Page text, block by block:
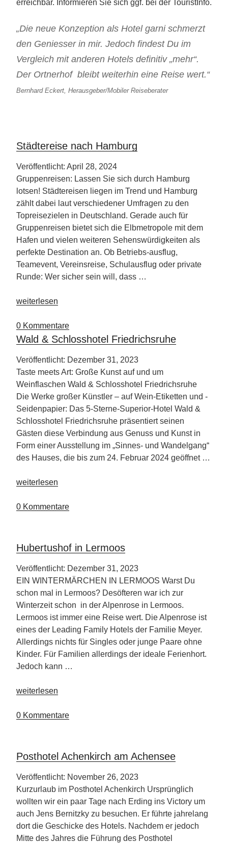
erreichbar. Informieren Sie sich ggf. bei der TouristInfo.
„Die neue Konzeption als Hotel garni schmerzt
den Geniesser in mir. Jedoch findest Du im
Vergleich mit anderen Hotels definitiv „mehr“.
Der Ortnerhof bleibt weiterhin eine Reise wert.“
Bernhard Eckert, Herausgeber/Mobiler Reiseberater
Städtereise nach Hamburg
Veröffentlicht: April 28, 2024
Gruppenreisen: Lassen Sie sich durch Hamburg
lotsen! Städtereisen liegen im Trend und Hamburg
zählt dabei laut verschiedener Umfragen zu den
Topreisezielen in Deutschland. Gerade auch für
Gruppenreisen bietet sich die Elbmetropole mit dem
Hafen und vielen weiteren Sehenswürdigkeiten als
perfekte Destination an. Ob Betriebs-ausflug,
Teamevent, Vereinsreise, Schulausflug oder private
Runde: Wer sicher sein will, dass …
„Städtereise
Hamburg“
weiterlesen
0 Kommentare
Wald & Schlosshotel Friedrichsruhe
Veröffentlicht: Dezember 31, 2023
Taste meets Art: Große Kunst auf und um
Weinflaschen Wald & Schlosshotel Friedrichsruhe
Die Werke großer Künstler – auf Wein-Etiketten und -
Seidenpapier: Das 5-Sterne-Superior-Hotel Wald &
Schlosshotel Friedrichsruhe präsentiert seinen
Gästen diese Verbindung aus Genuss und Kunst in
Form einer Ausstellung im „Sinnes- und Wandelgang“
des Hauses, die bis zum 24. Februar 2024 geöffnet …
„Wald
Schlosshotel
weiterlesen
0 Kommentare
Hubertushof in Lermoos
Veröffentlicht: Dezember 31, 2023
EIN WINTERMÄRCHEN IN LERMOOS Warst Du
schon mal in Lermoos? Desöfteren war ich zur
Winterzeit schon in der Alpenrose in Lermoos.
Lermoos ist immer eine Reise wert. Die Alpenrose ist
eines der Leading Family Hotels der Familie Meyer.
Allerdings nichts für Singles oder junge Paare ohne
Kinder. Für Familien allerdings der ideale Ferienhort.
Jedoch kann …
„Hubertushof
Lermoos“
weiterlesen
0 Kommentare
Posthotel Achenkirch am Achensee
Veröffentlicht: November 26, 2023
Kurzurlaub im Posthotel Achenkirch Ursprünglich
wollten wir ein paar Tage nach Erding ins Victory um
auch Jens Bernitzky zu besuchen. Er führte jahrelang
dort die Geschicke des Hotels. Nachdem er jedoch
Mitte des Jahres die Führung des Posthotel